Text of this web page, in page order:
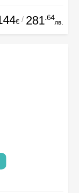
€ / 281.64
лв.